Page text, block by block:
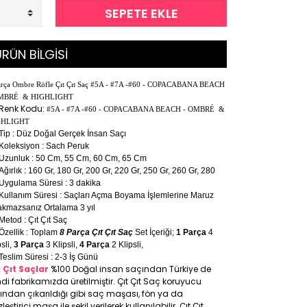
SEPETE EKLE
BİLGİSİ
Ombre Röfle Çıt Çıt Saç #5A - #7A -#60 - COPACABANA BEACH
& HIGHLIGHT
Kodu: #5A - #7A -#60 - COPACABANA BEACH - OMBRÉ &
: Düz Doğal Gerçek İnsan Saçı
Koleksiyon : Sach Peruk
Uzunluk : 50 Cm, 55 Cm, 60 Cm, 65 Cm
: 160 Gr, 180 Gr, 200 Gr, 220 Gr, 250 Gr, 260 Gr, 280
Uygulama Süresi : 3 dakika
Kullanım Süresi : Saçları Açma Boyama İşlemlerine Maruz
Ortalama 3 yıl
Metod : Çıt Çıt Saç
: Toplam 8 Parça Çıt Çıt Saç Set İçeriği; 1 Parça 4
3 Parça 3 Klipsli, 4 Parça 2 Klipsli,
Süresi : 2-3 İş Günü
Çıt Saçlar %100 Doğal insan saçından Türkiye de
fabrikamızda üretilmiştir. Çıt Çıt Saç koruyucu
çıkarıldığı gibi saç maşası, fön ya da